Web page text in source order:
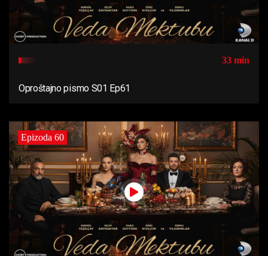
33 min
Oproštajno pismo S01 Ep61
Epizoda 60